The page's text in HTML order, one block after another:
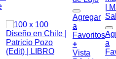
Agregar
a
Favoritos
+
Vista
a